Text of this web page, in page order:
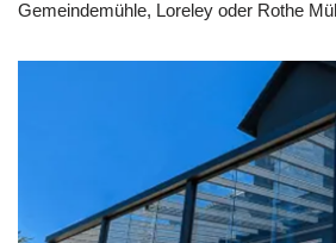
Gemeindemühle, Loreley oder Rothe